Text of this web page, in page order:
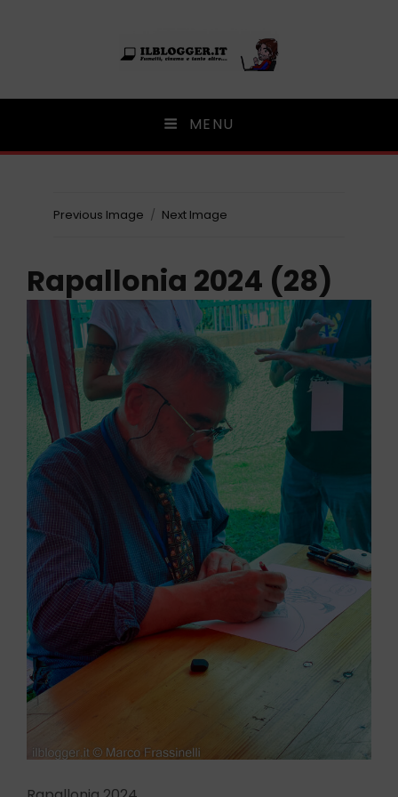
Ilblogger.it
Il portalino di blog | MENU
Previous Image Next Image
Rapallonia 2024 (28)